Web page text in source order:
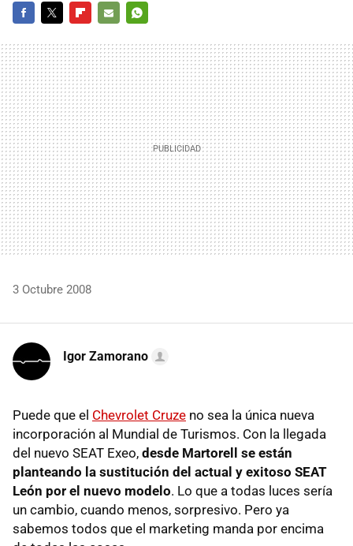
MAIL
3 Octubre 2008
Igor Zamorano
Puede que el Chevrolet Cruze no sea la única nueva
incorporación al Mundial de Turismos. Con la llegada
del nuevo SEAT Exeo, desde Martorell se están
planteando la sustitución del actual y exitoso SEAT
León por el nuevo modelo. Lo que a todas luces sería
un cambio, cuando menos, sorpresivo. Pero ya
sabemos todos que el marketing manda por encima